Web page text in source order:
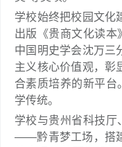
学校始终把校园文化
出版《贵商文化读本
中国明史学会沈万三
主义核心价值观，彰
合素质培养的新平台
学传统。
学校与贵州省科技厅
——黔青梦工场，搭